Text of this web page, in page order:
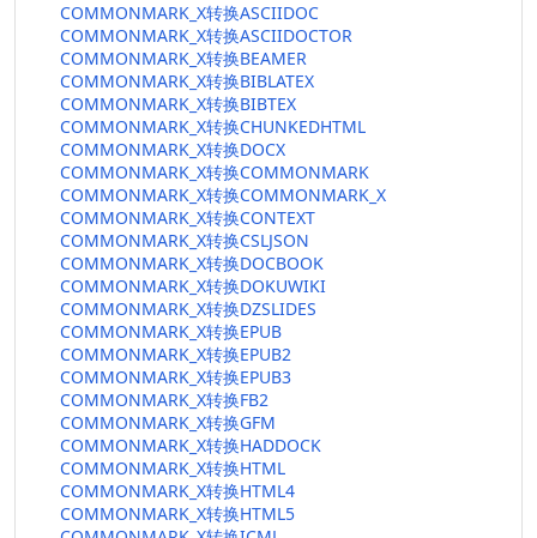
COMMONMARK_X转换ASCIIDOC
COMMONMARK_X转换ASCIIDOCTOR
COMMONMARK_X转换BEAMER
COMMONMARK_X转换BIBLATEX
COMMONMARK_X转换BIBTEX
COMMONMARK_X转换CHUNKEDHTML
COMMONMARK_X转换DOCX
COMMONMARK_X转换COMMONMARK
COMMONMARK_X转换COMMONMARK_X
COMMONMARK_X转换CONTEXT
COMMONMARK_X转换CSLJSON
COMMONMARK_X转换DOCBOOK
COMMONMARK_X转换DOKUWIKI
COMMONMARK_X转换DZSLIDES
COMMONMARK_X转换EPUB
COMMONMARK_X转换EPUB2
COMMONMARK_X转换EPUB3
COMMONMARK_X转换FB2
COMMONMARK_X转换GFM
COMMONMARK_X转换HADDOCK
COMMONMARK_X转换HTML
COMMONMARK_X转换HTML4
COMMONMARK_X转换HTML5